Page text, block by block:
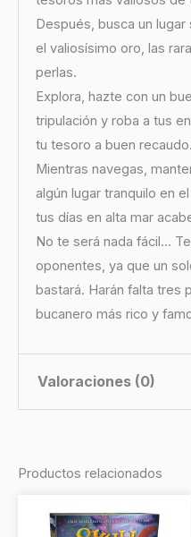
Después, busca un
el valiosísimo oro, las
perlas.
Explora, hazte con un
tripulación y roba a tus
tu tesoro a buen recaudo.
Mientras navegas,
algún lugar tranquilo en
tus días en alta mar
No te será nada fácil…
oponentes, ya que un
bastará. Harán falta tres
bucanero más rico y
Valoraciones (0)
de Maracaibo”
Productos relacionados